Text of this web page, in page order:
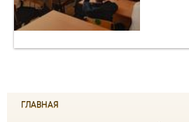
ГЛАВНАЯ